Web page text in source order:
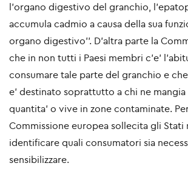
l'organo digestivo del granchio,
accumula cadmio a causa della sua
organo digestivo''. D'altra parte la
che in non tutti i Paesi membri c'e'
consumare tale parte del granchio e
e' destinato soprattutto a chi ne mangia
quantita' o vive in zone contaminate.
Commissione europea sollecita gli Stati
identificare quali consumatori sia
sensibilizzare.